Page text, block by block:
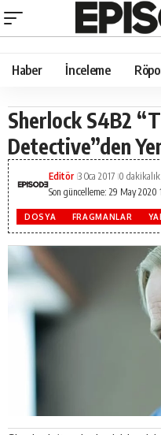
Haber İnceleme
Sherlock S4B2
Detective”den
Son güncelleme: 29 May 2020
Editör 3 Oca 2017 0
DOSYA FRAGMANLAR